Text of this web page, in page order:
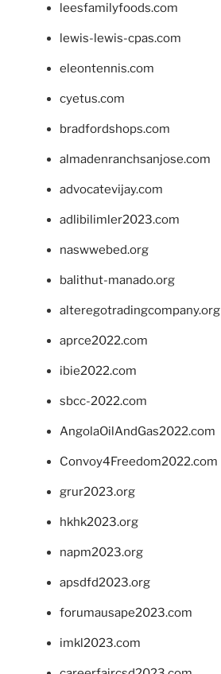
leesfamilyfoods.com
lewis-lewis-cpas.com
eleontennis.com
cyetus.com
bradfordshops.com
almadenranchsanjose.com
advocatevijay.com
adlibilimler2023.com
naswwebed.org
balithut-manado.org
alteregotradingcompany.org
aprce2022.com
ibie2022.com
sbcc-2022.com
AngolaOilAndGas2022.com
Convoy4Freedom2022.com
grur2023.org
hkhk2023.org
napm2023.org
apsdfd2023.org
forumausape2023.com
imkl2023.com